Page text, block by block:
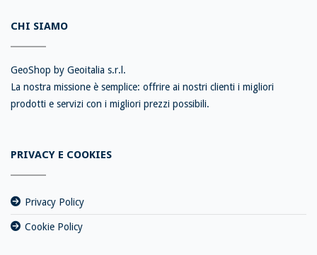
CHI SIAMO
GeoShop by Geoitalia s.r.l.
La nostra missione è semplice: offrire ai nostri clienti i migliori
prodotti e servizi con i migliori prezzi possibili.
PRIVACY E COOKIES
Privacy Policy
Cookie Policy